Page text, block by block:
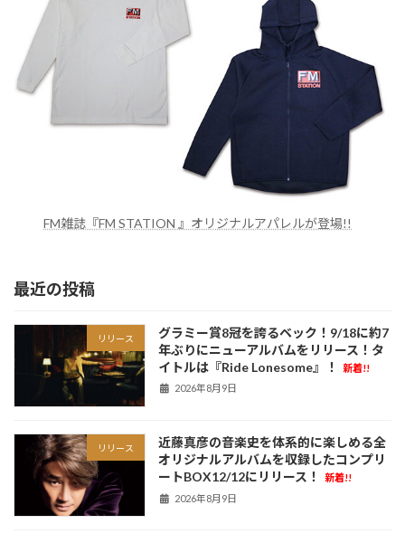
FM雑誌『FM STATION 』オリジナルアパレルが登場!!
最近の投稿
リリース
グラミー賞8冠を誇るベック！9/18に約7
年ぶりにニューアルバムをリリース！タ
イトルは『Ride Lonesome』！
新着!!
2026年8月9日
リリース
近藤真彦の音楽史を体系的に楽しめる全
オリジナルアルバムを収録したコンプリ
ートBOX12/12にリリース！
新着!!
2026年8月9日